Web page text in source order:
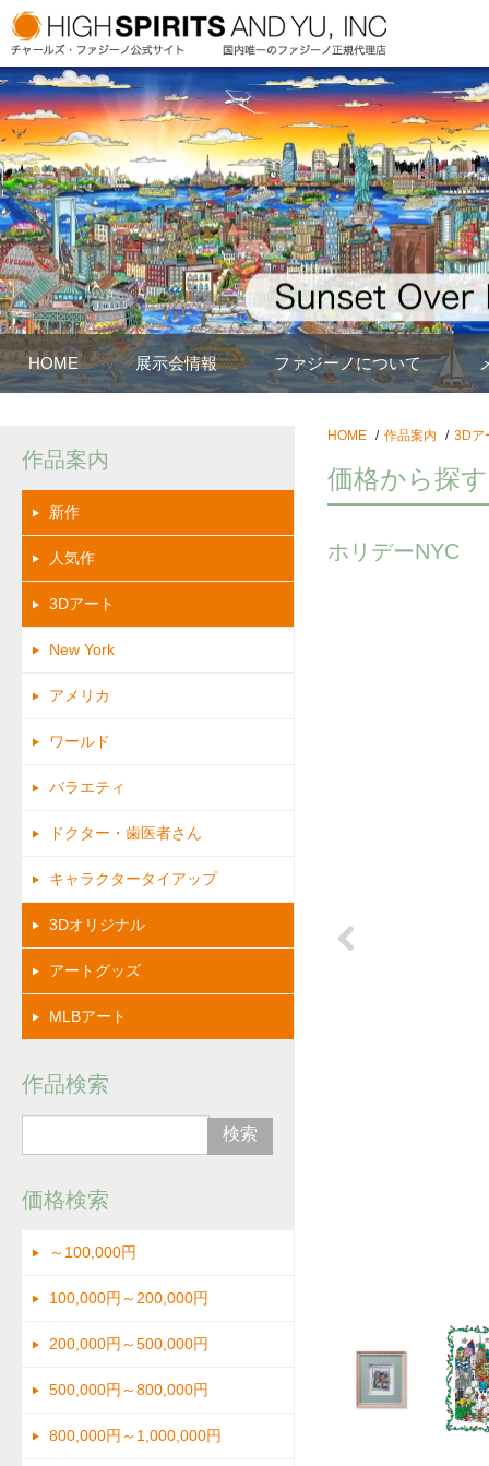
HOME 展示会情報 ファジーノについて
HOME 作品案内 3Dア
価格から探
ホリデーNYC
作品案内
新作
人気作
3Dアート
New York
アメリカ
ワールド
バラエティ
ドクター・歯医者さん
キャラクタータイアップ
3Dオリジナル
アートグッズ
MLBアート
作品検索
価格検索
～100,000円
100,000円～200,000円
200,000円～500,000円
500,000円～800,000円
800,000円～1,000,000円